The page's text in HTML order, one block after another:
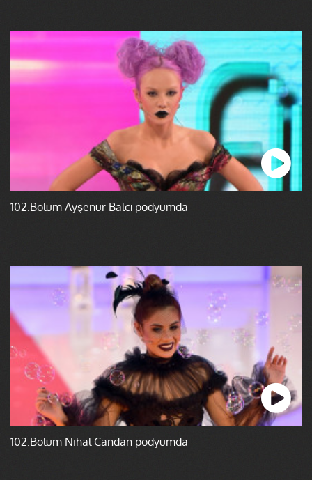
102.Bölüm Ayşenur Balcı podyumda
102.Bölüm Nihal Candan podyumda